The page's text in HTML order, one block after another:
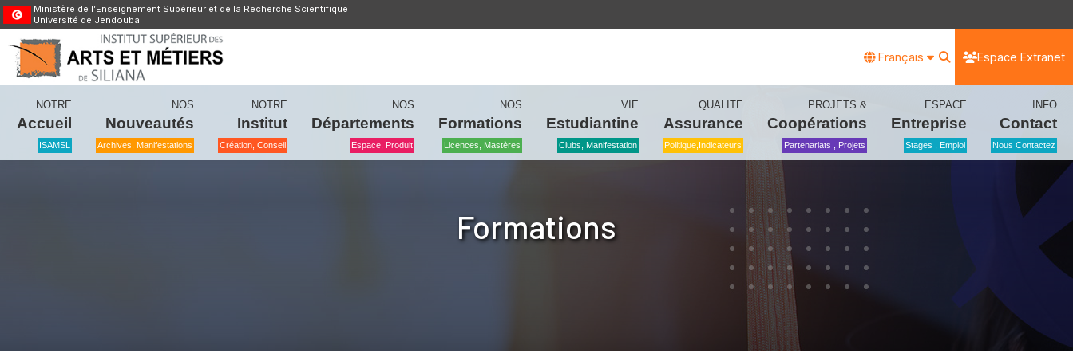
Ministère de l’Enseignement Supérieur et de la Recherche Scientifique
Université de Jendouba
Français Espace Extranet
NOTRE
Accueil
ISAMSL
NOS
Nouveautés
Archives, Manifestations
NOTRE
Institut
Création, Conseil
NOS
Départements
Espace, Produit
NOS
Formations
Licences, Mastères
VIE
Estudiantine
Clubs, Manifestation
QUALITE
Assurance
Politique,indicateurs
PROJETS &
Coopérations
Partenariats , Projets
ESPACE
Entreprise
Stages , Emploi
INFO
Contact
Nous Contactez
Formations